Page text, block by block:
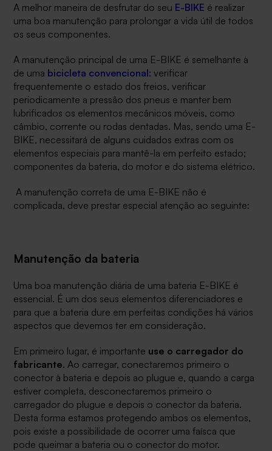
A melhor maneira de desfrutar do seu E-BIKE é realizar
uma boa manutenção para prolongar a vida útil de todos
os seus componentes.
A manutenção principal de uma E-BIKE é semelhante à
de uma bicicleta convencional: verificar
frequentemente o estado dos freios, verificar
periodicamente a pressão dos pneus e manter bem
lubrificados os elementos mecânicos móveis, como
câmbio, corrente ou rodas dentadas. Mas, sendo uma E-
BIKE, necessitará de alguns cuidados extras com os
elementos especiais para mantê-la em perfeito estado;
componentes da bateria, do motor e do sistema elétrico.
A manutenção correta de uma E-BIKE não é
complicada, deve prestar especial atenção ao seguinte:
Manutenção da bateria
Uma boa manutenção diária de uma bateria E-BIKE é
essencial. É um dos seus elementos diferenciadores e
para que a bateria dure em perfeitas condições há vários
aspectos que devemos ter em consideração.
Em primeiro lugar, é importante use o carregador do
fabricante. Ao carregar, conectaremos primeiro o
conector à bateria e depois ao plugue e, quando a carga
estiver completa, desconectaremos primeiro o
carregador do plugue e depois o conector da bateria.
Desta forma estamos protegendo ambos os elementos,
pois existe a possibilidade de ocorrer uma faísca que
pode queimar a bateria ou o conector do motor.